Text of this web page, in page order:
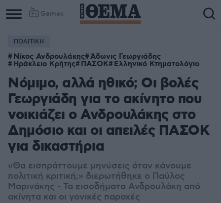
Games
ΠΟΛΙΤΙΚΗ
Νίκος Ανδρουλάκης Άδωνις Γεωργιάδης
Ηράκλειο Κρήτης ΠΑΣΟΚ Ελληνικό Κτηματολόγιο
Νόμιμο, αλλά ηθικό; Οι βολές
Γεωργιάδη για το ακίνητο που
νοικιάζει ο Ανδρουλάκης στο
Δημόσιο και οι απειλές ΠΑΣΟΚ
για δικαστήρια
«Θα εισπράττουμε μηνύσεις όταν κάνουμε
πολιτική κριτική;» διερωτήθηκε ο Παύλος
Μαρινάκης - Τα εισοδήματα Ανδρουλάκη από
ακίνητα και οι γονικές παροχές